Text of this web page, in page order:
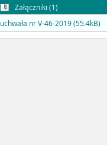
Załączniki (1)
uchwała nr V-46-2019 (55.4kB)